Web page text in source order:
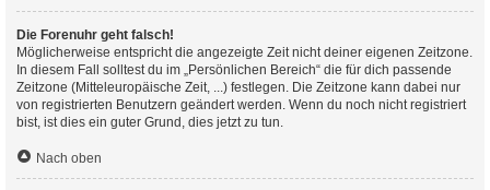
Die Forenuhr geht falsch!
Möglicherweise entspricht die angezeigte Zeit nicht deiner eigenen Zeitzone.
In diesem Fall solltest du im „Persönlichen Bereich“ die für dich passende
Zeitzone (Mitteleuropäische Zeit, ...) festlegen. Die Zeitzone kann dabei nur
von registrierten Benutzern geändert werden. Wenn du noch nicht registriert
bist, ist dies ein guter Grund, dies jetzt zu tun.
Nach oben